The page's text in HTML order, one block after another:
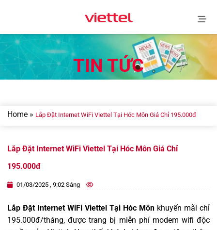
TIN TỨC
Home » Lắp Đặt Internet WiFi Viettel Tại Hóc Môn Giá Chỉ 195.000đ
Lắp Đặt Internet WiFi Viettel Tại Hóc Môn Giá Chỉ
195.000đ
01/03/2025 , 9:02 Sáng
Lắp Đặt Internet WiFi Viettel Tại Hóc Môn khuyến mãi chỉ
195.000đ/tháng, được trang bị miễn phí modem wifi độc